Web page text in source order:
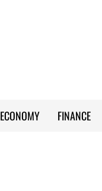
ECONOMY FINANCE